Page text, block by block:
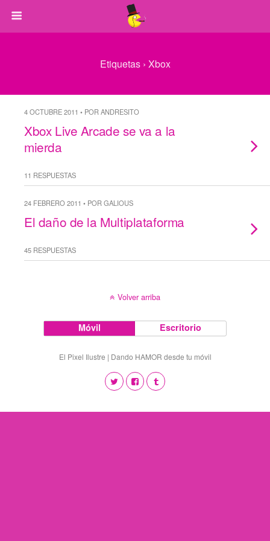
Etiquetas › Xbox
4 OCTUBRE 2011 • POR ANDRESITO
Xbox Live Arcade se va a la
mierda
11 RESPUESTAS
24 FEBRERO 2011 • POR GALIOUS
El daño de la Multiplataforma
45 RESPUESTAS
Volver arriba
Móvil Escritorio
El Pixel Ilustre | Dando HAMOR desde tu móvil